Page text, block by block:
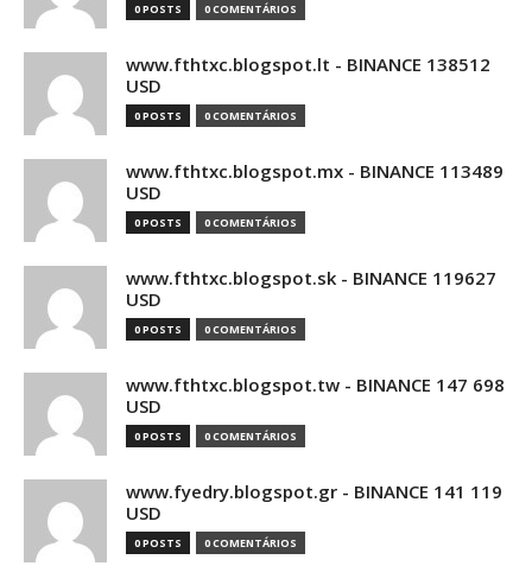
0 POSTS 0 COMENTÁRIOS
www.fthtxc.blogspot.lt - BINANCE 138512
USD
0 POSTS 0 COMENTÁRIOS
www.fthtxc.blogspot.mx - BINANCE 113489
USD
0 POSTS 0 COMENTÁRIOS
www.fthtxc.blogspot.sk - BINANCE 119627
USD
0 POSTS 0 COMENTÁRIOS
www.fthtxc.blogspot.tw - BINANCE 147 698
USD
0 POSTS 0 COMENTÁRIOS
www.fyedry.blogspot.gr - BINANCE 141 119
USD
0 POSTS 0 COMENTÁRIOS